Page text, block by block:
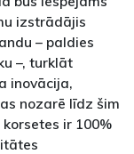
izstrādājis
– paldies
–, turklāt
inovācija,
nozarē līdz šim
korsetes ir 100%